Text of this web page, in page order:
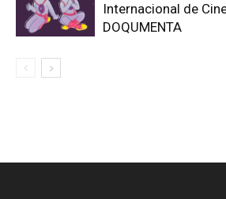
Internacional de
DOQUMENTA